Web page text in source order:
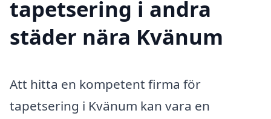
tapetsering i andra
städer nära Kvänum
Att hitta en kompetent firma för
tapetsering i Kvänum kan vara en